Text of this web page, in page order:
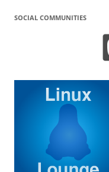
SOCIAL COMMUNITIES